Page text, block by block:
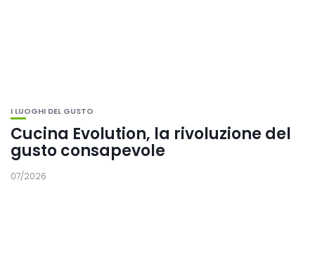
I LUOGHI DEL GUSTO
Cucina Evolution, la rivoluzione del
gusto consapevole
07/2026